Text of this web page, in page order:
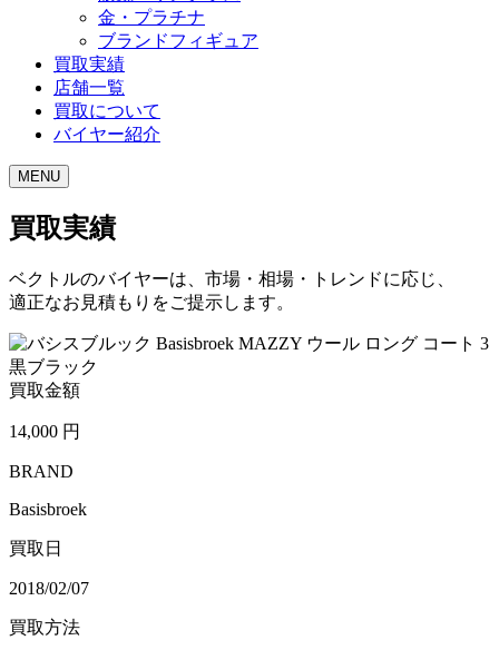
金・プラチナ
ブランドフィギュア
買取実績
店舗一覧
買取について
バイヤー紹介
MENU
買取実績
ベクトルのバイヤーは、市場・相場・トレンドに応じ、
適正なお見積もりをご提示します。
買取金額
14,000 円
BRAND
Basisbroek
買取日
2018/02/07
買取方法